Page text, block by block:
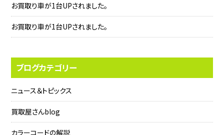
お買取り車が1台UPされました。
お買取り車が1台UPされました。
ブログカテゴリー
ニュース＆トピックス
買取屋さんblog
カラーコードの解説